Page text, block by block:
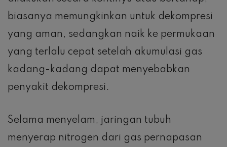
biasanya memungkinkan untuk dekompresi
yang aman, sedangkan naik ke permukaan
yang terlalu cepat setelah akumulasi gas
kadang-kadang dapat menyebabkan
penyakit dekompresi.
Selama menyelam, jaringan tubuh
menyerap nitrogen dari gas pernapasan